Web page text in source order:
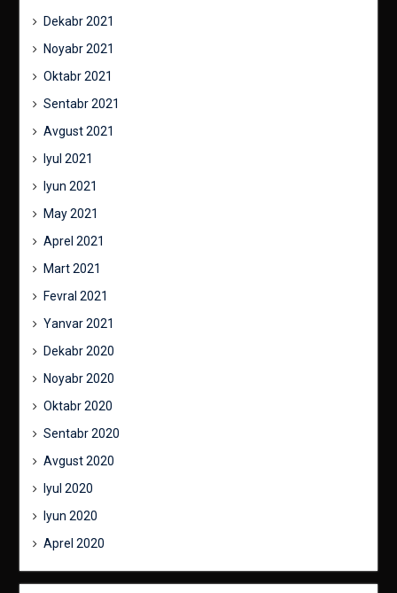
Dekabr 2021
Noyabr 2021
Oktabr 2021
Sentabr 2021
Avgust 2021
Iyul 2021
Iyun 2021
May 2021
Aprel 2021
Mart 2021
Fevral 2021
Yanvar 2021
Dekabr 2020
Noyabr 2020
Oktabr 2020
Sentabr 2020
Avgust 2020
Iyul 2020
Iyun 2020
Aprel 2020